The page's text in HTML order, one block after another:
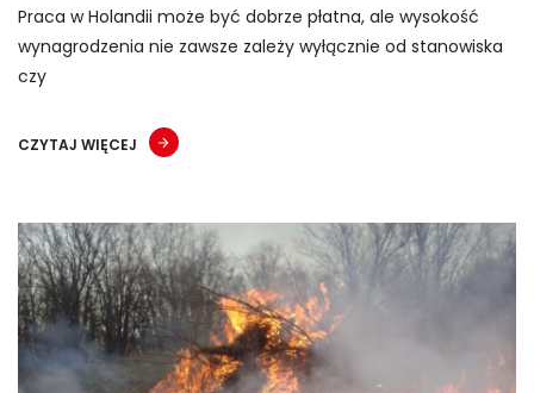
Praca w Holandii może być dobrze płatna, ale wysokość
wynagrodzenia nie zawsze zależy wyłącznie od stanowiska
czy
CZYTAJ WIĘCEJ